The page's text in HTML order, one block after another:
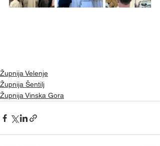
Župnija Velenje
Župnija Šentilj
Župnija Vinska Gora